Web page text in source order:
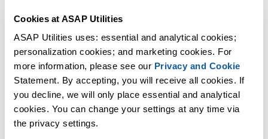
Cookies at ASAP Utilities
ASAP Utilities uses: essential and analytical cookies;
personalization cookies; and marketing cookies. For
more information, please see our Privacy and Cookie
Statement. By accepting, you will receive all cookies. If
you decline, we will only place essential and analytical
cookies. You can change your settings at any time via
the privacy settings.